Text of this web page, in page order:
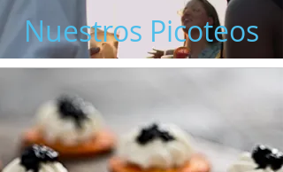
Nuestros Picoteos